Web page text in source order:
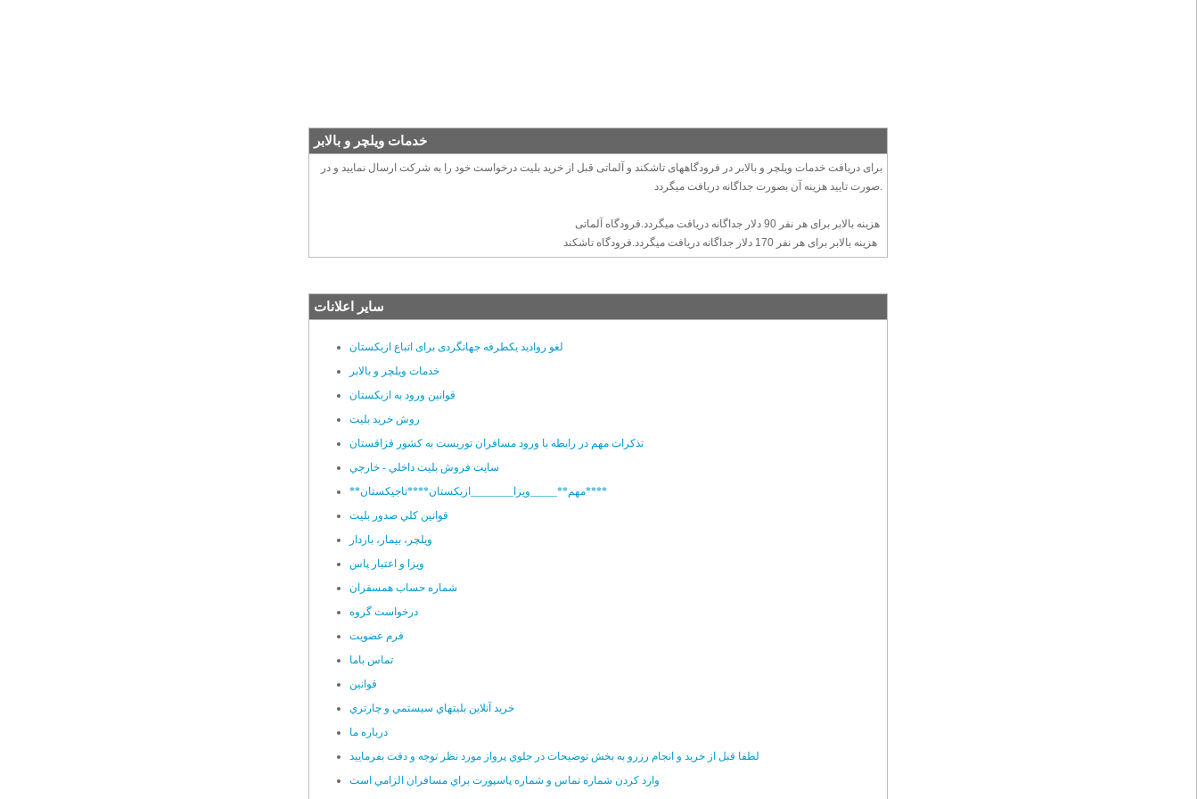
خدمات ویلچر و بالابر
برای دریافت خدمات ویلچر و بالابر در فرودگاههای تاشکند و آلماتی قبل از خرید بلیت درخواست خود را به شرکت ارسال نمایید و در
صورت تایید هزینه آن بصورت جداگانه دریافت میگردد.
سایر اعلانات
لغو روادید یکطرفه جهانگردی برای اتباع ازبکستان
خدمات ویلچر و بالابر
قوانین ورود به ازبکستان
روش خرید بلیت
تذکرات مهم در رابطه با ورود مسافران توریست به کشور قزاقستان
سايت فروش بليت داخلي - خارجي
**مهم**_____ويزا________ازبکستان****تاجیکستان****
قوانين کلي صدور بليت
ويلچر، بيمار، باردار
ويزا و اعتبار پاس
شماره حساب همسفران
درخواست گروه
فرم عضويت
تماس باما
قوانين
خريد آنلاين بليتهاي سيستمي و چارتري
درباره ما
لطفا قبل از خريد و انجام رزرو به بخش توضيحات در جلوي پرواز مورد نظر توجه و دقت بفرماييد
وارد کردن شماره تماس و شماره پاسپورت براي مسافران الزامي است